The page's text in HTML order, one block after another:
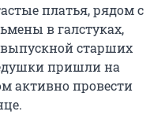
платья, рядом с
в галстуках,
старших
пришли на
активно провести